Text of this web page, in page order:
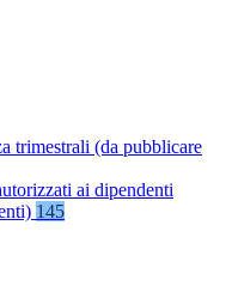
trimestrali (da pubblicare
ai dipendenti
145